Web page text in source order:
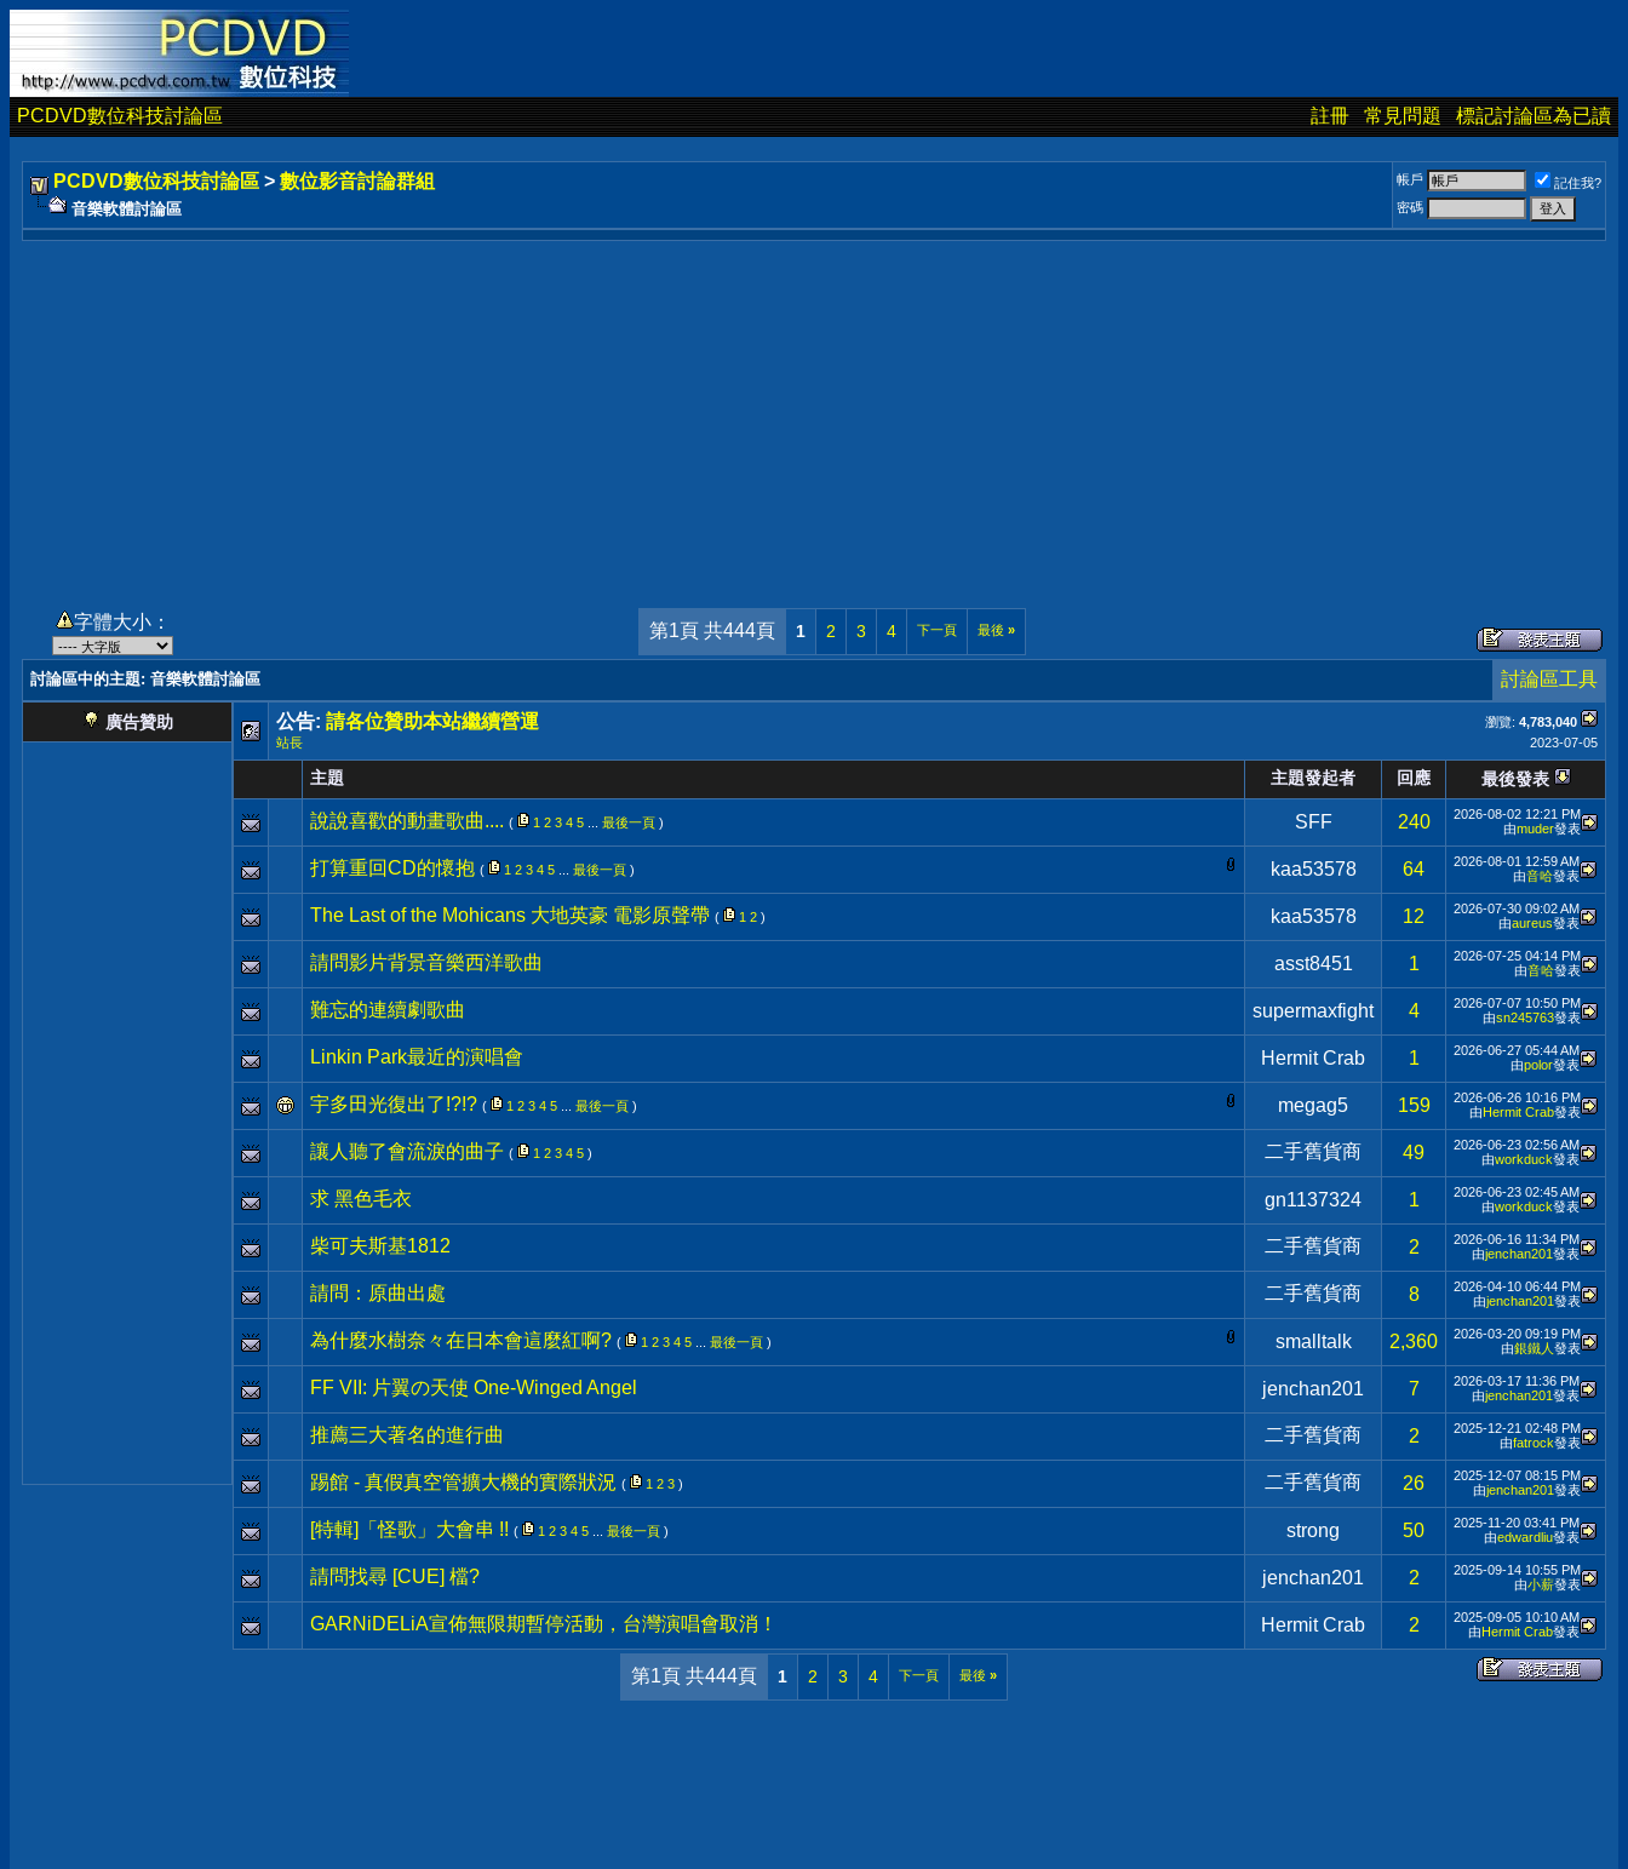
PCDVD數位科技討論區 註冊 常見問題 標記討論區為已讀
PCDVD數位科技討論區 > 數位影音討論群組
音樂軟體討論區
帳戶
記住我?
密碼
字體大小： 第1頁 共444頁 1 2 3 4 下一頁 最後 »
討論區中的主題: 音樂軟體討論區 討論區工具
廣告贊助 瀏覽: 4,783,040
公告: 請各位贊助本站繼續營運
2023-07-05
站長
主題 主題發起者 回應 最後發表
說說喜歡的動畫歌曲.... ( 1 2 3 4 5 最後一頁 ) SFF 240 2026-08-02 12:21 PM
由muder發表
打算重回CD的懷抱 ( 1 2 3 4 5 最後一頁 ) kaa53578 64 2026-08-01 12:59 AM
由音哈發表
The Last of the Mohicans 大地英豪 電影原聲帶 ( 1 2 ) kaa53578 12 2026-07-30 09:02 AM
由aureus發表
請問影片背景音樂西洋歌曲 asst8451 1 2026-07-25 04:14 PM
由音哈發表
難忘的連續劇歌曲 supermaxfight 4 2026-07-07 10:50 PM
由sn245763發表
Linkin Park最近的演唱會 Hermit Crab 1 2026-06-27 05:44 AM
由polor發表
宇多田光復出了!?!? ( 1 2 3 4 5 最後一頁 ) megag5 159 2026-06-26 10:16 PM
由Hermit Crab發表
讓人聽了會流淚的曲子 ( 1 2 3 4 5 ) 二手舊貨商 49 2026-06-23 02:56 AM
由workduck發表
求 黑色毛衣 gn1137324 1 2026-06-23 02:45 AM
由workduck發表
柴可夫斯基1812 二手舊貨商 2 2026-06-16 11:34 PM
由jenchan201發表
請問：原曲出處 二手舊貨商 8 2026-04-10 06:44 PM
由jenchan201發表
為什麼水樹奈々在日本會這麼紅啊? ( 1 2 3 4 5 最後一頁 ) smalltalk 2,360 2026-03-20 09:19 PM
由銀鐵人 發表
FF VII: 片翼の天使 One-Winged Angel jenchan201 7 2026-03-17 11:36 PM
由jenchan201發表
推薦三大著名的進行曲 二手舊貨商 2 2025-12-21 02:48 PM
由fatrock發表
踢館 - 真假真空管擴大機的實際狀況 ( 1 2 3 ) 二手舊貨商 26 2025-12-07 08:15 PM
由jenchan201發表
[特輯]「怪歌」大會串 !! ( 1 2 3 4 5 最後一頁 ) strong 50 2025-11-20 03:41 PM
由edwardliu發表
請問找尋 [CUE] 檔? jenchan201 2 2025-09-14 10:55 PM
由小薪發表
GARNiDELiA宣佈無限期暫停活動，台灣演唱會取消！ Hermit Crab 2 2025-09-05 10:10 AM
由Hermit Crab發表
第1頁 共444頁 1 2 3 4 下一頁 最後 »